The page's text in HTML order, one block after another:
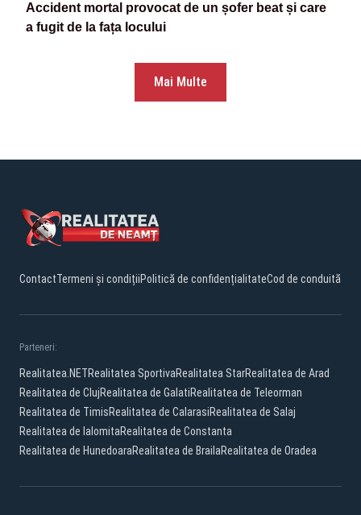
Accident mortal provocat de un șofer beat și care
a fugit de la fața locului
Mai Multe
ContactTermeni și condițiiPolitică de confidențialitateCod de conduită
Parteneri:
Realitatea.NETRealitatea SportivaRealitatea StarRealitatea de Arad
Realitatea de ClujRealitatea de GalatiRealitatea de Teleorman
Realitatea de TimisRealitatea de CalarasiRealitatea de Salaj
Realitatea de IalomitaRealitatea de Constanta
Realitatea de HunedoaraRealitatea de BrailaRealitatea de Oradea